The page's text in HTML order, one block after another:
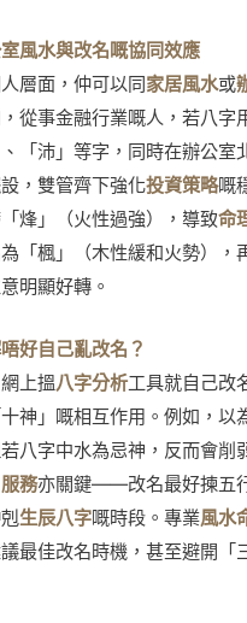
風水與改名嘅協同效應
層面，仲可以同家居風水或
從事金融行業嘅人，若八字
「沛」等字，同時在辦公室
，雙管齊下強化投資策略嘅
烽」（火性過強），導致命
「楓」（木性緩和火勢），
明顯好轉。
好自己亂改名？
上搵八字分析工具就自己改
神」嘅相互作用。例如，以
八字中水為忌神，反而會削
務亦關鍵——改名最好揀五
生辰八字嘅時段。專業風水
議最佳改名時機，甚至避開「